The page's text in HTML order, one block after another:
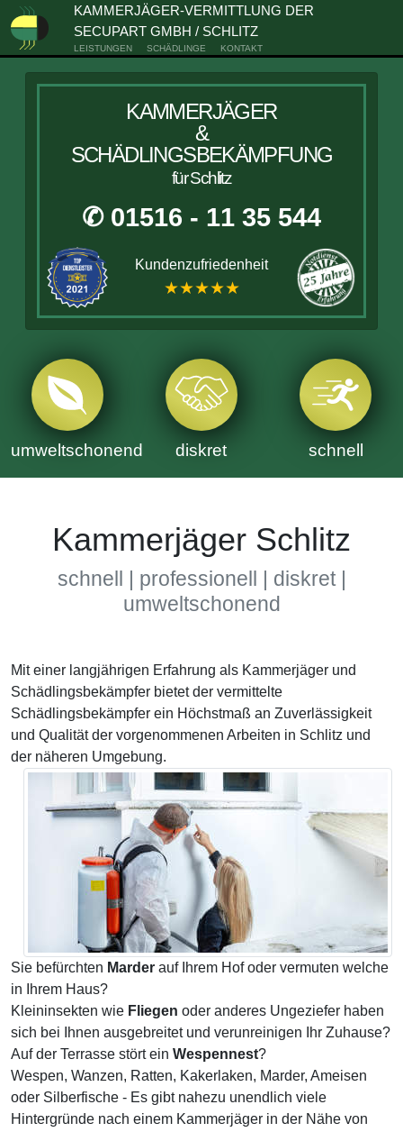
KAMMERJÄGER-VERMITTLUNG DER
SECUPART GMBH / SCHLITZ
LEISTUNGEN SCHÄDLINGE KONTAKT
KAMMERJÄGER
&
SCHÄDLINGSBEKÄMPFUNG
für Schlitz
✆ 01516 - 11 35 544
Kundenzufriedenheit
★★★★★
umweltschonend diskret schnell
Kammerjäger Schlitz
schnell | professionell | diskret |
umweltschonend
Mit einer langjährigen Erfahrung als Kammerjäger und
Schädlingsbekämpfer bietet der vermittelte
Schädlingsbekämpfer ein Höchstmaß an Zuverlässigkeit
und Qualität der vorgenommenen Arbeiten in Schlitz und
der näheren Umgebung.
Sie befürchten Marder auf Ihrem Hof oder vermuten welche
in Ihrem Haus?
Kleininsekten wie Fliegen oder anderes Ungeziefer haben
sich bei Ihnen ausgebreitet und verunreinigen Ihr Zuhause?
Auf der Terrasse stört ein Wespennest?
Wespen, Wanzen, Ratten, Kakerlaken, Marder, Ameisen
oder Silberfische - Es gibt nahezu unendlich viele
Hintergründe nach einem Kammerjäger in der Nähe von